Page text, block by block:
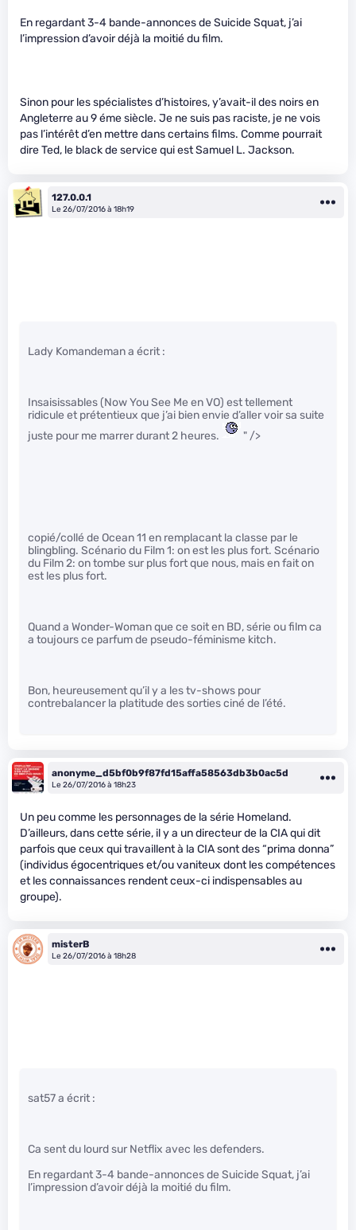
En regardant 3-4 bande-annonces de Suicide Squat, j’ai
l’impression d’avoir déjà la moitié du film.
Sinon pour les spécialistes d’histoires, y’avait-il des noirs en
Angleterre au 9 éme siècle. Je ne suis pas raciste, je ne vois
pas l’intérêt d’en mettre dans certains films. Comme pourrait
dire Ted, le black de service qui est Samuel L. Jackson.
127.0.0.1
Le 26/07/2016 à 18h19
Lady Komandeman a écrit :
Insaisissables (Now You See Me en VO) est tellement
ridicule et prétentieux que j’ai bien envie d’aller voir sa suite
juste pour me marrer durant 2 heures.
" />
copié/collé de Ocean 11 en remplacant la classe par le
blingbling. Scénario du Film 1: on est les plus fort. Scénario
du Film 2: on tombe sur plus fort que nous, mais en fait on
est les plus fort.
Quand a Wonder-Woman que ce soit en BD, série ou film ca
a toujours ce parfum de pseudo-féminisme kitch.
Bon, heureusement qu’il y a les tv-shows pour
contrebalancer la platitude des sorties ciné de l’été.
anonyme_d5bf0b9f87fd15affa58563db3b0ac5d
Le 26/07/2016 à 18h23
Un peu comme les personnages de la série Homeland.
D’ailleurs, dans cette série, il y a un directeur de la CIA qui dit
parfois que ceux qui travaillent à la CIA sont des “prima donna”
(individus égocentriques et/ou vaniteux dont les compétences
et les connaissances rendent ceux-ci indispensables au
groupe).
misterB
Le 26/07/2016 à 18h28
sat57 a écrit :
Ca sent du lourd sur Netflix avec les defenders.
En regardant 3-4 bande-annonces de Suicide Squat, j’ai
l’impression d’avoir déjà la moitié du film.